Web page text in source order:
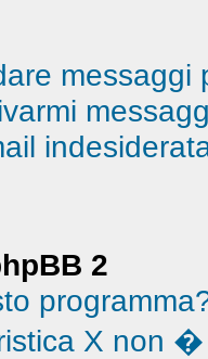
messaggi
2
X non �